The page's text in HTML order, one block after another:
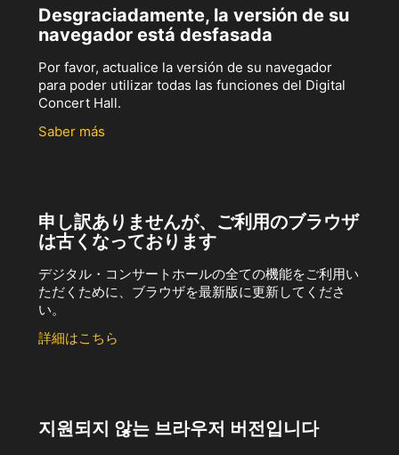
Desgraciadamente, la versión de su
navegador está desfasada
Por favor, actualice la versión de su navegador
para poder utilizar todas las funciones del Digital
Concert Hall.
Saber más
申し訳ありませんが、ご利用のブラウザ
は古くなっております
デジタル・コンサートホールの全ての機能をご利用い
ただくために、ブラウザを最新版に更新してくださ
い。
詳細はこちら
지원되지 않는 브라우저 버전입니다